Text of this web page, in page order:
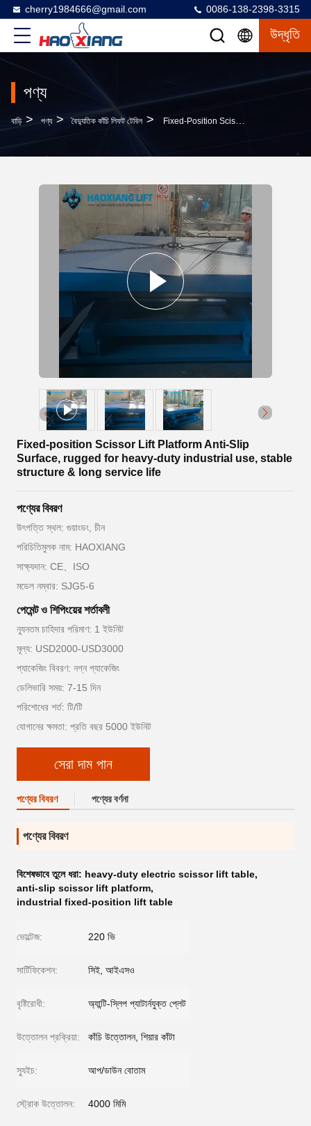
cherry1984666@gmail.com 0086-138-2398-3315
উদ্ধৃতি
পণ্য
বাড়ি > পণ্য > বৈদ্যুতিক কাঁচি লিফট টেবিল > Fixed-Position Scissor Lift Platform Anti-Slip Surface, Rugged For Heavy-Duty Industrial Use, Stable Structure & Long Service Life
Fixed-position Scissor Lift Platform Anti-Slip
Surface, rugged for heavy-duty industrial use, stable
structure & long service life
পণ্যের বিবরণ
উৎপত্তি স্থল: গুয়াংডং, চীন
পরিচিতিমুলক নাম: HAOXIANG
সাক্ষ্যদান: CE、ISO
মডেল নম্বার: SJG5-6
পেমেন্ট ও শিপিংয়ের শর্তাবলী
ন্যূনতম চাহিদার পরিমাণ: 1 ইউনিট
মূল্য: USD2000-USD3000
প্যাকেজিং বিবরণ: নগ্ন প্যাকেজিং
ডেলিভারি সময়: 7-15 দিন
পরিশোধের শর্ত: টি/টি
যোগানের ক্ষমতা: প্রতি বছর 5000 ইউনিট
সেরা দাম পান
পণ্যের বিবরণ পণ্যের বর্ণনা
পণ্যের বিবরণ
বিশেষভাবে তুলে ধরা: heavy-duty electric scissor lift table,
anti-slip scissor lift platform,
industrial fixed-position lift table
ভোল্টেজ: 220 ভি
সার্টিফিকেশন: সিই, আইএসও
বৃষ্টিরোধী: অ্যান্টি-স্লিপ প্যাটার্নযুক্ত প্লেট
উত্তোলন প্রক্রিয়া: কাঁচি উত্তোলন, শিয়ার কাঁটা
স্যুইচ: আপ/ডাউন বোতাম
স্ট্রোক উত্তোলন: 4000 মিমি